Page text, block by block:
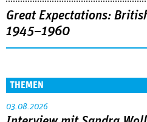
Great Expectations:
1945–1960
THEMEN
03.08.2026